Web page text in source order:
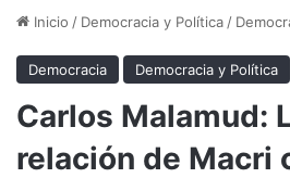
Inicio / Democracia y Política /
Democracia Democracia y Política
Carlos Malamud:
relación de Macri